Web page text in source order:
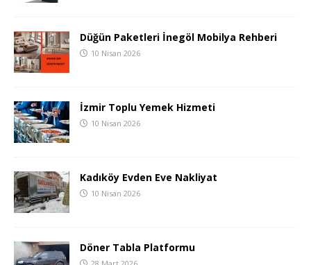
Düğün Paketleri İnegöl Mobilya Rehberi
10 Nisan 2026
İzmir Toplu Yemek Hizmeti
10 Nisan 2026
Kadıköy Evden Eve Nakliyat
10 Nisan 2026
Döner Tabla Platformu